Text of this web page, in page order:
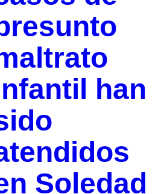
han
Soledad